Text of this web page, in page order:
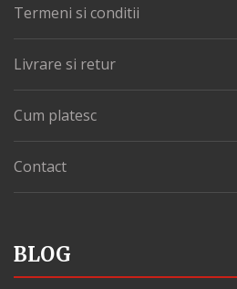
Termeni si conditii
Livrare si retur
Cum platesc
Contact
BLOG